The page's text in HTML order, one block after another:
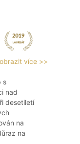
více >>
s
nad
desetiletí
na
na